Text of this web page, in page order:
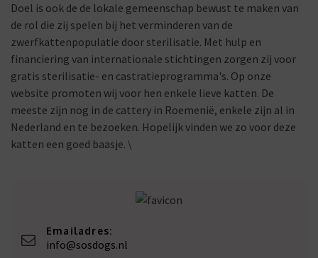
Doel is ook de de lokale gemeenschap bewust te maken van
de rol die zij spelen bij het verminderen van de
zwerfkattenpopulatie door sterilisatie. Met hulp en
financiering van internationale stichtingen zorgen zij voor
gratis sterilisatie- en castratieprogramma's. Op onze
website promoten wij voor hen enkele lieve katten. De
meeste zijn nog in de cattery in Roemenië, enkele zijn al in
Nederland en te bezoeken. Hopelijk vinden we zo voor deze
katten een goed baasje. \
Emailadres:
info@sosdogs.nl